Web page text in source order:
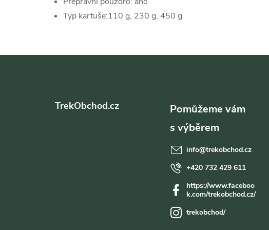
Typ kartuše:110 g, 230 g, 450 g
TrekObchod.cz
info@trekobchod.cz
+420 732 429 611
https://www.faceboo
k.com/trekobchod.cz/
trekobchod/